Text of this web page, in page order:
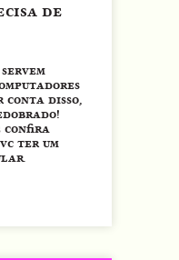
de
conta disso,
confira
ter um